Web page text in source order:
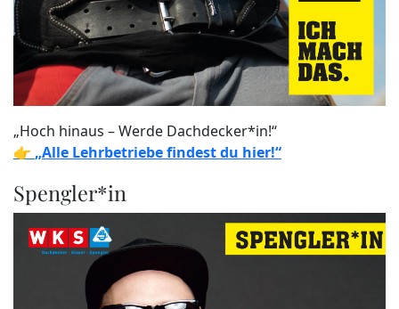
„Hoch hinaus – Werde Dachdecker*in!“
👉 „Alle Lehrbetriebe findest du hier!“
Spengler*in